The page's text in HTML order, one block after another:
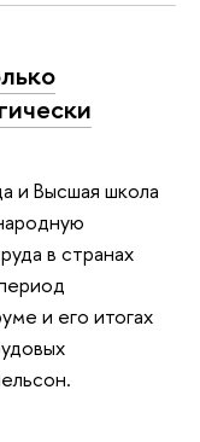
и Высшая школа
в странах
и его итогах